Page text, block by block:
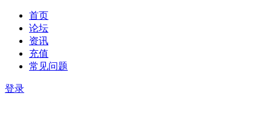
首页
论坛
资讯
充值
常见问题
登录